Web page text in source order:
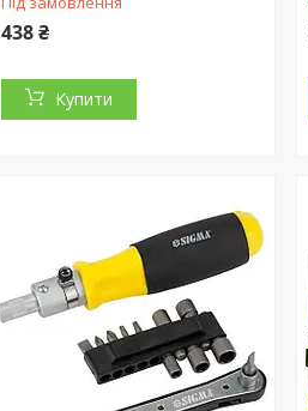
438 ₴
Купити